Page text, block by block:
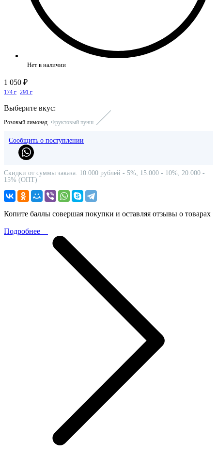
Нет в наличии
1 050 ₽
174 г 291 г
Выберите вкус:
Розовый лимонад Фруктовый пунш
Сообщить о поступлении
Скидки от суммы заказа: 10.000 рублей - 5%; 15.000 - 10%; 20.000 -
15% (ОПТ)
Копите баллы совершая покупки и оставляя отзывы о товарах
Подробнее